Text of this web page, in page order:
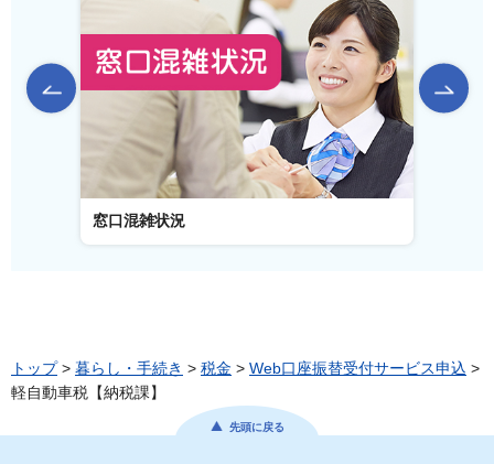
前のスライドを表示
窓口混雑状況
トップ> 暮らし・手続き > 税金 > Web口座振替受付サービス申込 >
軽自動車税【納税課】
先頭に戻る